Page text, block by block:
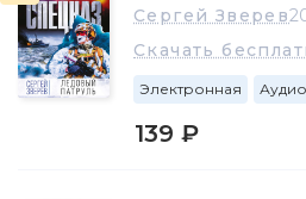
Сергей Зверев
Скачать
Электронная
139 ₽